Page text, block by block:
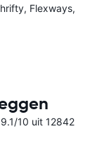
Flexways
10 uit 12842